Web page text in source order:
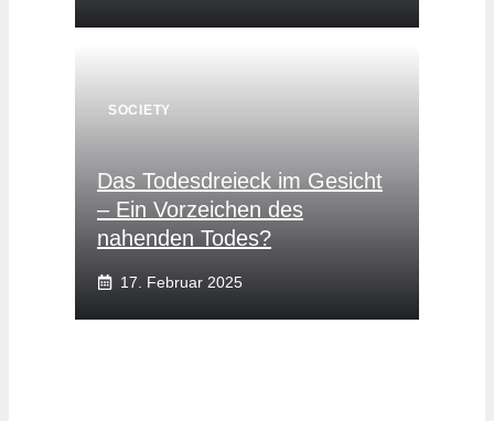
SOCIETY
Das Todesdreieck im Gesicht
– Ein Vorzeichen des
nahenden Todes?
17. Februar 2025